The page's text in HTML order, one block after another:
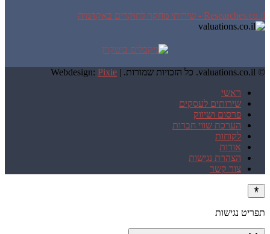
Researches.co.il - שירותי מחקר לחוקרים באקדמיה
© valuations.co.il. כל הזכויות שמורות. | Webdesign: Pixie
ראשי
שירותים לעסקים
פרסום ושיווק
הערכת שווי חברות
לקוחות
אודות
הצהרת נגישות
צור קשר
תפריט נגישות